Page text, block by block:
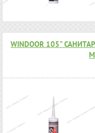
WINDOOR 105"